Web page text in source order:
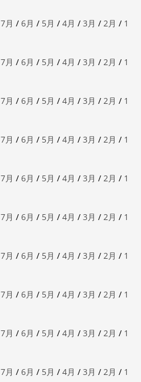
7月 / 6月 / 5月 / 4月 / 3月 / 2月 / 1
7月 / 6月 / 5月 / 4月 / 3月 / 2月 / 1
7月 / 6月 / 5月 / 4月 / 3月 / 2月 / 1
7月 / 6月 / 5月 / 4月 / 3月 / 2月 / 1
7月 / 6月 / 5月 / 4月 / 3月 / 2月 / 1
7月 / 6月 / 5月 / 4月 / 3月 / 2月 / 1
7月 / 6月 / 5月 / 4月 / 3月 / 2月 / 1
7月 / 6月 / 5月 / 4月 / 3月 / 2月 / 1
7月 / 6月 / 5月 / 4月 / 3月 / 2月 / 1
7月 / 6月 / 5月 / 4月 / 3月 / 2月 / 1